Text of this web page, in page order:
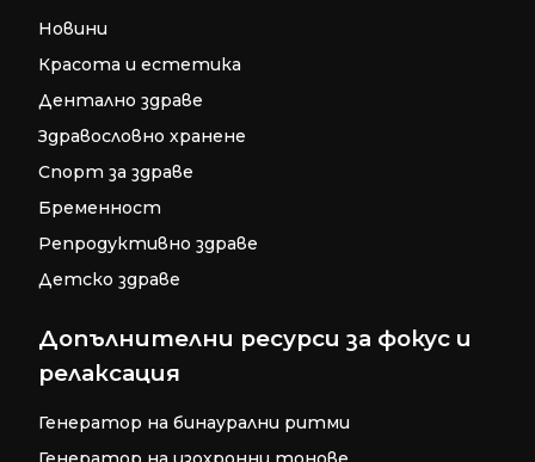
Новини
Красота и естетика
Дентално здраве
Здравословно хранене
Спорт за здраве
Бременност
Репродуктивно здраве
Детско здраве
Допълнителни ресурси за фокус и
релаксация
Генератор на бинаурални ритми